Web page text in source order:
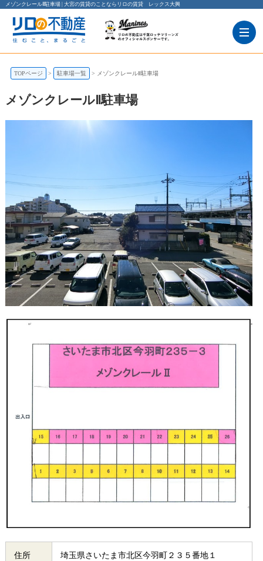
メゾンクレールⅡ駐車場 | 大宮の賃貸のことならリロの賃貸 レックス大興
TOPページ 駐車場一覧 メゾンクレールⅡ駐車場
メゾンクレールⅡ駐車場
住所 埼玉県さいたま市北区今羽町２３５番地１